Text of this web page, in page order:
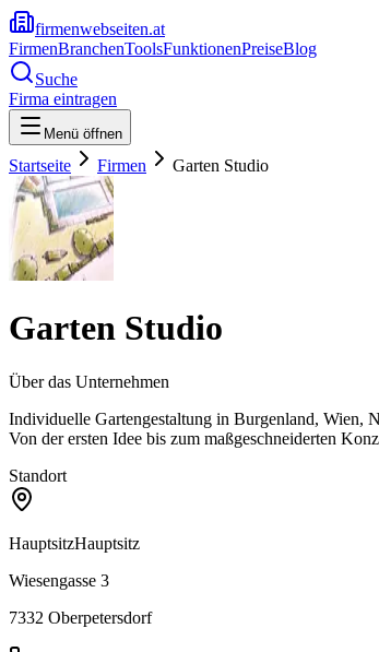
firmenwebseiten.at
FirmenBranchenToolsFunktionenPreiseBlog
Suche
Firma eintragen
Menü öffnen
Startseite Firmen Garten Studio
Garten Studio
Über das Unternehmen
Individuelle Gartengestaltung in Burgenland, Wien,
Von der ersten Idee bis zum maßgeschneiderten
Standort
HauptsitzHauptsitz
Wiesengasse 3
7332 Oberpetersdorf